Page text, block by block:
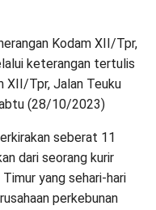
Kodam XII/Tpr,
keterangan tertulis
XII/Tpr, Jalan Teuku
(28/10/2023)
seberat 11
dari seorang kurir
yang sehari-hari
perkebunan